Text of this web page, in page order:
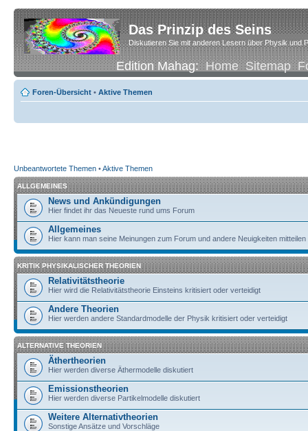
Das Prinzip des Seins
Diskutieren Sie mit anderen Lesern über Physik und
Edition Mahag:Home Sitemap
Foren-Übersicht • Aktive Themen
Unbeantwortete Themen •Aktive Themen
ALLGEMEINES
News und Ankündigungen
Hier findet ihr das Neueste rund ums Forum
Allgemeines
Hier kann man seine Meinungen zum Forum und andere Neuigkeiten mitteilen
KRITIK PHYSIKALISCHER THEORIEN
Relativitätstheorie
Hier wird die Relativitätstheorie Einsteins kritisiert oder verteidigt
Andere Theorien
Hier werden andere Standardmodelle der Physik kritisiert oder verteidigt
ALTERNATIVE THEORIEN
Äthertheorien
Hier werden diverse Äthermodelle diskutiert
Emissionstheorien
Hier werden diverse Partikelmodelle diskutiert
Weitere Alternativtheorien
Sonstige Ansätze und Vorschläge